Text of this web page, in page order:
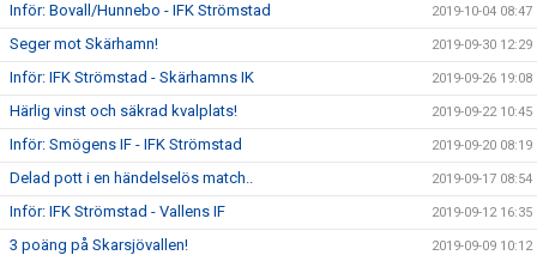
Inför: Bovall/Hunnebo - IFK Strömstad 2019-10-04 08:47
Seger mot Skärhamn! 2019-09-30 12:29
Inför: IFK Strömstad - Skärhamns IK 2019-09-26 19:08
Härlig vinst och säkrad kvalplats! 2019-09-22 10:45
Inför: Smögens IF - IFK Strömstad 2019-09-20 08:19
Delad pott i en händelselös match.. 2019-09-17 08:54
Inför: IFK Strömstad - Vallens IF 2019-09-12 16:35
3 poäng på Skarsjövallen! 2019-09-09 10:12